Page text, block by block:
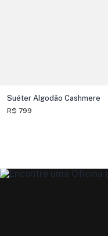
Suéter Algodão Cashmere
R$ 799